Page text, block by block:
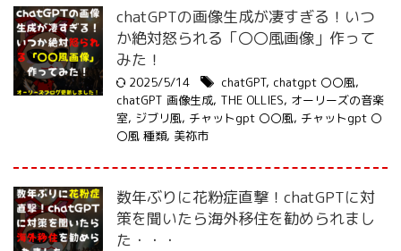
chatGPTの画像生成が凄すぎる！いつ
か絶対怒られる「〇〇風画像」作って
みた！
2025/5/14 chatGPT, chatgpt 〇〇風,
chatGPT 画像生成, THE OLLIES, オーリーズの音楽
室, ジブリ風, チャットgpt 〇〇風, チャットgpt 〇
〇風 種類, 美祢市
数年ぶりに花粉症直撃！chatGPTに対
策を聞いたら海外移住を勧められまし
た・・・